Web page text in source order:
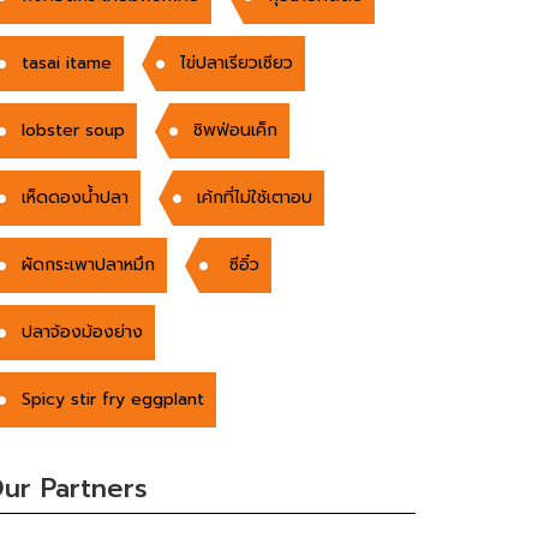
tasai itame ไข่ปลาเรียวเซียว
lobster soup ชิพฟ่อนเค็ก
เห็ดดองน้ำปลา เค้กที่ไม่ใช้เตาอบ
ผัดกระเพาปลาหมึก ซีอิ๋ว
ปลาจ้องม้องย่าง
Spicy stir fry eggplant
Partners